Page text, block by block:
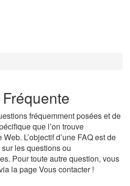
Fréquente
fréquemment posées et de
que l’on trouve
L’objectif d’une FAQ est de
les questions ou
Pour toute autre question, vous
la page Vous contacter !